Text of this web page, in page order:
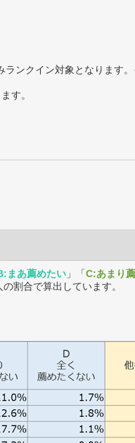
ンクイン対象となります
す。
まあ薦めたい 」「C:あまり
の割合で算出しています。